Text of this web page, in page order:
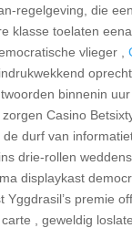
regelgeving, die
klasse toelaten
vlieger ,
binnenin
Casino
durf van
drie-rollen
displaykast
Yggdrasil’s premie
, geweldig